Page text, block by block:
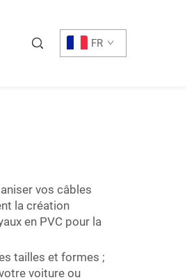
FR
vos câbles
la création
en PVC pour la
tailles et formes ;
voiture ou